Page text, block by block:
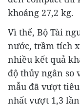
khoảng 27,2 kg.
Vì thế, Bộ Tài
nước, trầm tích
nhiều kết quả
độ thủy ngân so
mẫu đã vượt
nhất vượt 1,3